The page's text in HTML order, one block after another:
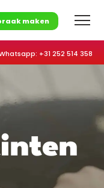
maken
+31 252 514 358